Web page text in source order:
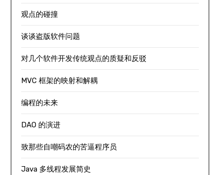
观点的碰撞
谈谈盗版软件问题
对几个软件开发传统观点的质疑和反驳
MVC 框架的映射和解耦
编程的未来
DAO 的演进
致那些自嘲码农的苦逼程序员
Java 多线程发展简史